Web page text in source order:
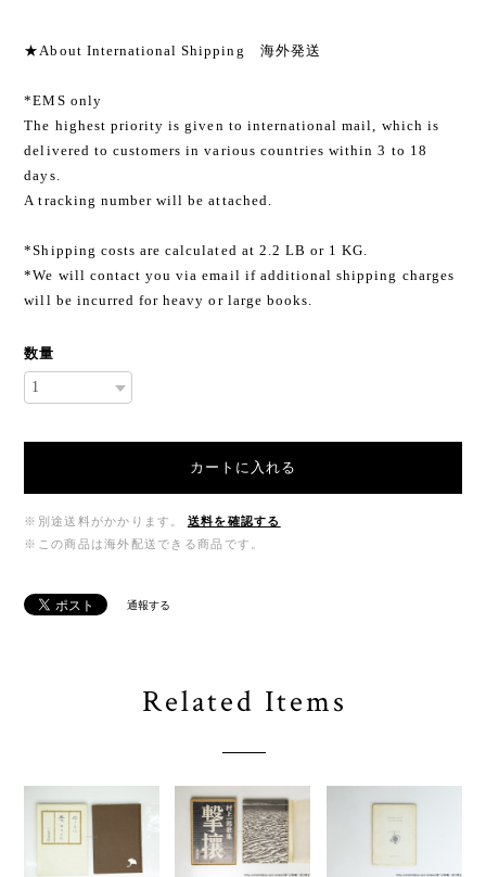
★About International Shipping 海外発送
*EMS only
The highest priority is given to international mail, which is
delivered to customers in various countries within 3 to 18
days.
A tracking number will be attached.
*Shipping costs are calculated at 2.2 LB or 1 KG.
*We will contact you via email if additional shipping charges
will be incurred for heavy or large books.
数量
カートに入れる
※別途送料がかかります。
送料を確認する
※この商品は海外配送できる商品です。
通報する
Related Items